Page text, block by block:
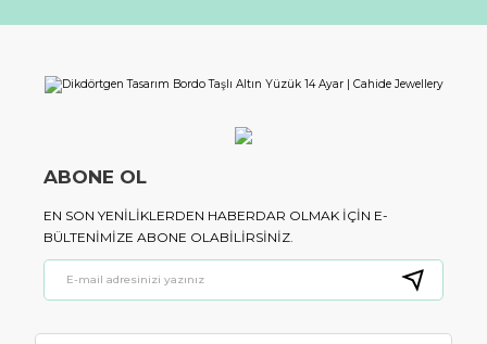
ABONE OL
EN SON YENILIKLERDEN HABERDAR OLMAK IÇIN E-
BÜLTENIMIZE ABONE OLABILIRSINIZ.